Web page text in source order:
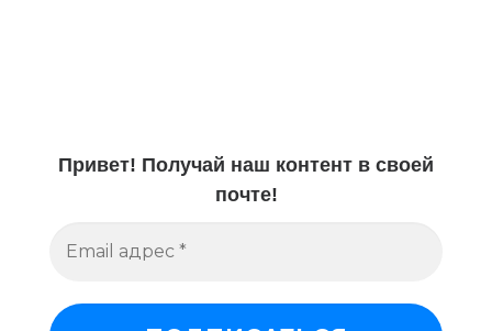
Привет! Получай наш контент в своей
почте!